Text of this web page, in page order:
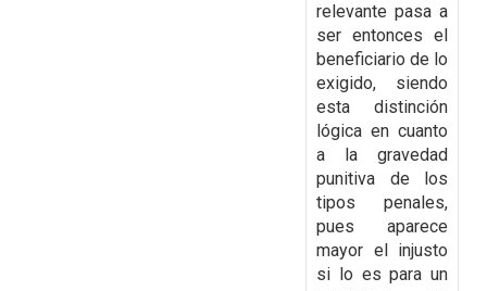
relevante pasa a
ser entonces el
beneficiario de lo
exigido, siendo
esta distinción
lógica en cuanto
a la gravedad
punitiva de los
tipos penales,
pues aparece
mayor el injusto
si lo es para un